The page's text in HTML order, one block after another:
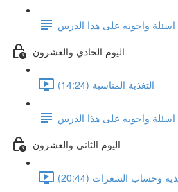
اسئلة واجوبه على هذا الدرس
اليوم الحادي والعشرون
التغذية المناسبة (14:24)
اسئلة واجوبه على هذا الدرس
اليوم الثاني والعشرون
وحساب السعرات (20:44)